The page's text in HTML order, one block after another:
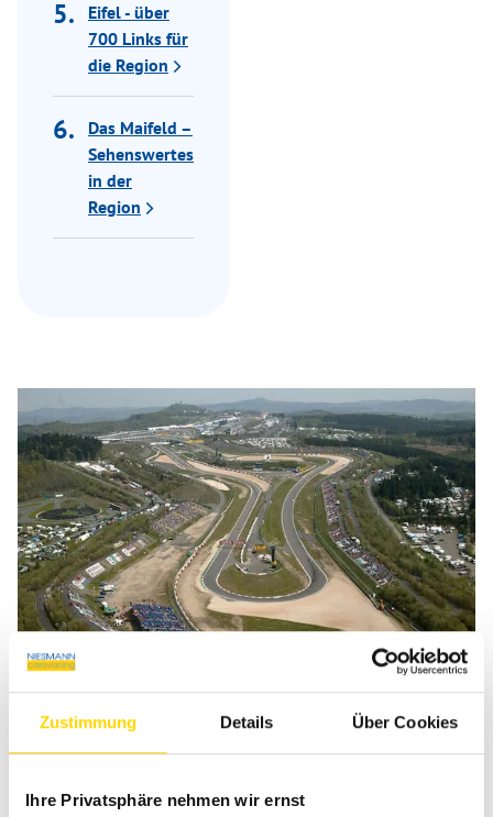
Zustimmung Details Über Cookies
Ihre Privatsphäre nehmen wir ernst
Eifel - über
700 Links für
die Region
Das Maifeld –
Sehenswertes
in der
Region
Foto Nürburgring